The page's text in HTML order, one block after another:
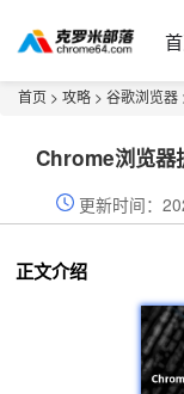
首页 > 攻略 > 谷歌浏览器
Chrome浏览器
更新时间：
正文介绍